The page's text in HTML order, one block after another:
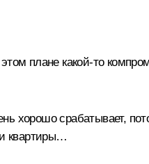
плане какой‑то
хорошо срабатывает,
квартиры…